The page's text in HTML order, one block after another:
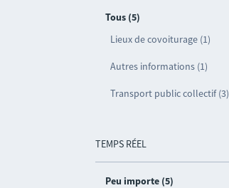
Tous (5)
Lieux de covoiturage (1)
Autres informations (1)
Transport public collectif (3)
TEMPS RÉEL
Peu importe (5)